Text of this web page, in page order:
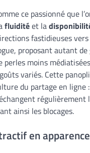
ce passionné que
fluiditéet la
fastidieuses
proposant autant de
perles moins
variés. Cette
du partage en ligne
régulièrement
ainsi les blocages.
en apparence